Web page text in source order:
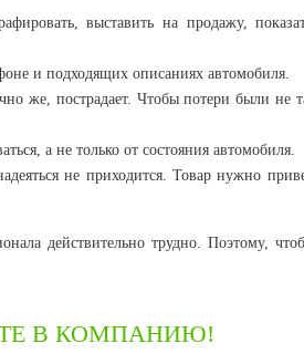
выставить на продажу,
и подходящих описаниях автомобиля.
же, пострадает. Чтобы потери были не
а не только от состояния автомобиля.
не приходится. Товар нужно
действительно трудно. Поэтому,
В КОМПАНИЮ!